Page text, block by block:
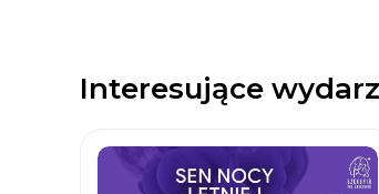
Interesujące